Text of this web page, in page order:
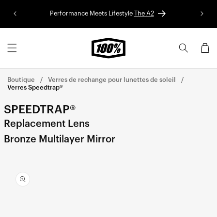
contenu
Performance Meets Lifestyle The A2
Panier
Boutique
Verres de rechange pour lunettes de soleil
Verres Speedtrap®
SPEEDTRAP®
Replacement Lens
Bronze Multilayer Mirror
informations
sur le